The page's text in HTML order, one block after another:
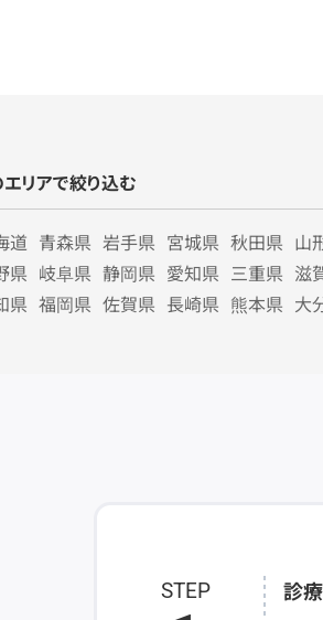
リアで絞り込む
道 青森県 岩手県 宮城県 秋田県 山
県 岐阜県 静岡県 愛知県 三重県 滋
県 福岡県 佐賀県 長崎県 熊本県 大
STEP 診